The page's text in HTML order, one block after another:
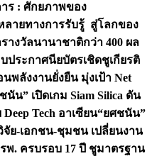
าร : ศักยภาพของ
ลายทางการรับรู้ สู่โลกของ
างวัลนานาชาติกว่า 400 ผล
ประกาศนียบัตรเชิดชูเกียรติ
ลังงานยั่งยืน มุ่งเป้า Net
นัน” เปิดเกม Siam Silica ดัน
Tech อาเซียน“ยศชนัน”
จัย-เอกชน-ชุมชน เปลี่ยนงาน
พ. ครบรอบ 17 ปี ชูมาตรฐาน